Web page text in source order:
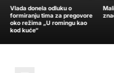
Vlada donela odluku o
formiranju tima za pregovore
oko režima „U romingu kao
kod kuće“